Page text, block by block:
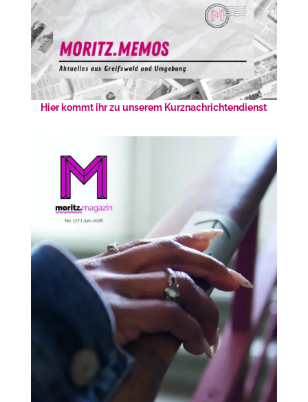
Hier kommt ihr zu unserem Kurznachrichtendienst